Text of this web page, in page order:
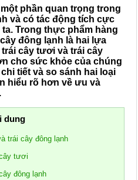
phần quan trọng trong
và có tác động tích cực
Trong thực phẩm hàng
đông lạnh là hai lựa
cây tươi và trái cây
cho sức khỏe của chúng
tiết và so sánh hai loại
hiểu rõ hơn về ưu và
dung
trái cây đông lạnh
tươi
đông lạnh